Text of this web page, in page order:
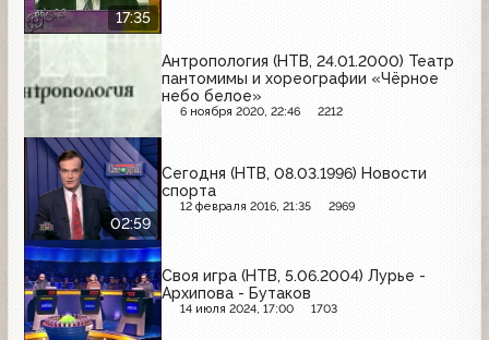
17:35
Антропология (НТВ, 24.01.2000) Театр
пантомимы и хореографии «Чёрное
небо белое»
6 ноября 2020, 22:46 2212
02:59
Сегодня (НТВ, 08.03.1996) Новости
спорта
12 февраля 2016, 21:35 2969
Своя игра (НТВ, 5.06.2004) Лурье -
Архипова - Бутаков
14 июля 2024, 17:00 1703